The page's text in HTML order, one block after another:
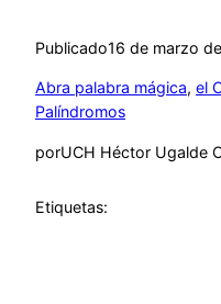
Publicado16 de marzo
Abra palabra mágica, el
Palíndromos
porUCH Héctor Ugalde
Etiquetas: